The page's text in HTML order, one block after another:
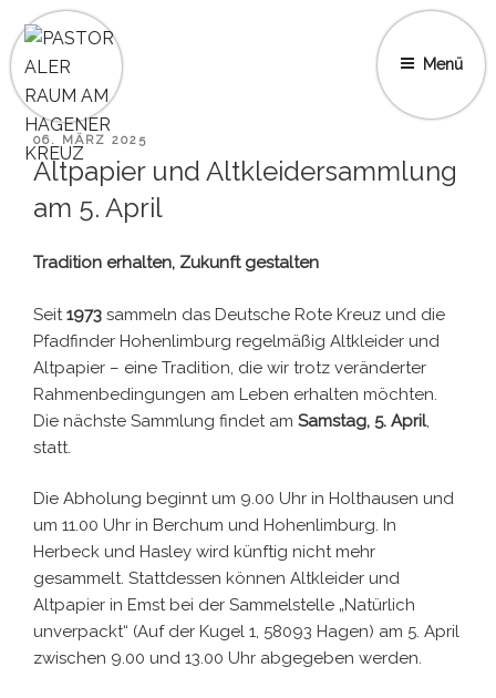
Inhalt
springen
Menü
VERÖFFENTLICHT
AM
06. MÄRZ 2025
Altpapier und Altkleidersammlung
am 5. April
Tradition erhalten, Zukunft gestalten
Seit1973 sammeln das Deutsche Rote Kreuz und die
Pfadfinder Hohenlimburg regelmäßig Altkleider und
Altpapier – eine Tradition, die wir trotz veränderter
Rahmenbedingungen am Leben erhalten möchten.
Die nächste Sammlung findet am Samstag, 5. April,
statt.
Die Abholung beginnt um 9.00 Uhr in Holthausen und
um 11.00 Uhr in Berchum und Hohenlimburg. In
Herbeck und Hasley wird künftig nicht mehr
gesammelt. Stattdessen können Altkleider und
Altpapier in Emst bei der Sammelstelle „Natürlich
unverpackt“ (Auf der Kugel 1, 58093 Hagen) am 5. April
zwischen 9.00 und 13.00 Uhr abgegeben werden.